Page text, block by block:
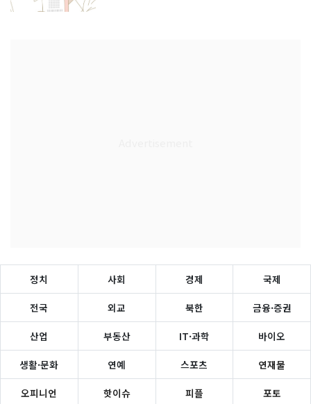
정치 사회 경제 국제
전국 외교 북한 금융·증권
산업 부동산 IT·과학 바이오
생활·문화 연예 스포츠 연재물
오피니언 핫이슈 피플 포토